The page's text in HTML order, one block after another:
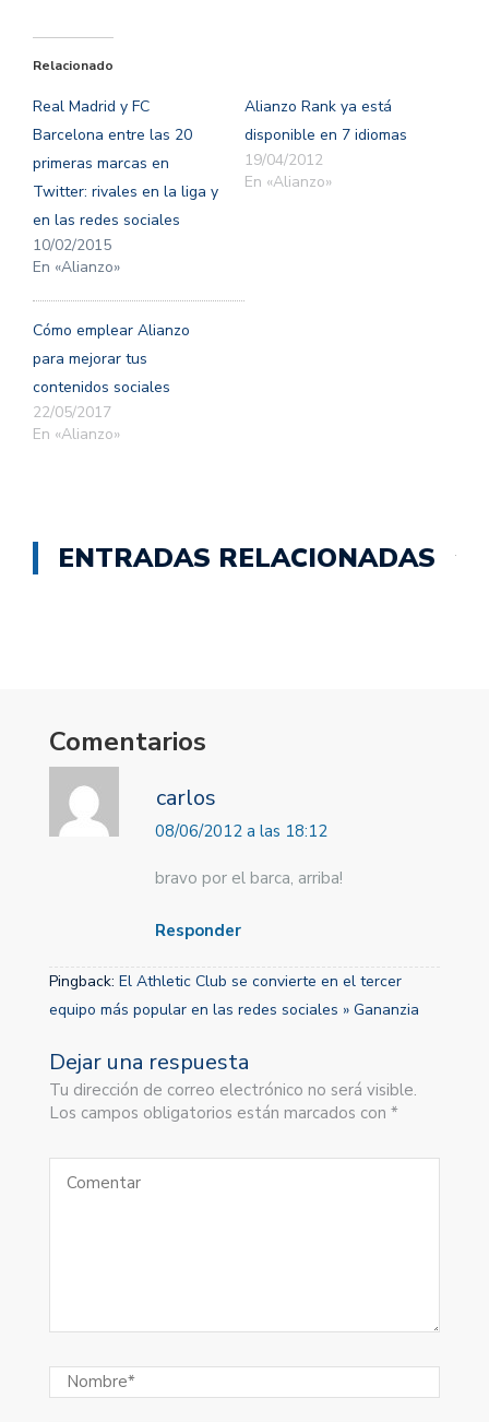
Twitter
abre
una
ventana
nueva)
una
ventana
nueva)
Relacionado
Real Madrid y FC
Barcelona entre las 20
primeras marcas en
Twitter: rivales en la liga y
en las redes sociales
10/02/2015
En «Alianzo»
Alianzo Rank ya está
disponible en 7 idiomas
19/04/2012
En «Alianzo»
Cómo emplear Alianzo
para mejorar tus
contenidos sociales
22/05/2017
En «Alianzo»
ENTRADAS RELACIONADAS
Comentarios
carlos
08/06/2012 a las 18:12
bravo por el barca, arriba!
Responder
Pingback: El Athletic Club se convierte en el tercer
equipo más popular en las redes sociales » Gananzia
Dejar una respuesta
Tu dirección de correo electrónico no será visible.
Los campos obligatorios están marcados con *